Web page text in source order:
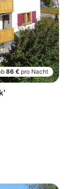
86 € pro Nacht